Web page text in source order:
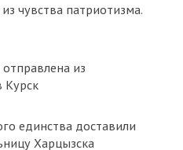
чувства патриотизма.
из
Курск
единства доставили
Харцызска